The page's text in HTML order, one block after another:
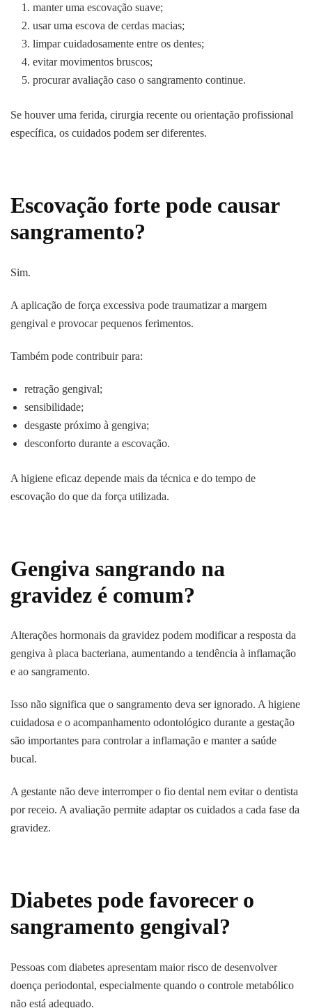
manter uma escovação suave;
usar uma escova de cerdas macias;
limpar cuidadosamente entre os dentes;
evitar movimentos bruscos;
procurar avaliação caso o sangramento continue.
Se houver uma ferida, cirurgia recente ou orientação profissional
específica, os cuidados podem ser diferentes.
Escovação forte pode causar
sangramento?
Sim.
A aplicação de força excessiva pode traumatizar a margem
gengival e provocar pequenos ferimentos.
Também pode contribuir para:
retração gengival;
sensibilidade;
desgaste próximo à gengiva;
desconforto durante a escovação.
A higiene eficaz depende mais da técnica e do tempo de
escovação do que da força utilizada.
Gengiva sangrando na
gravidez é comum?
Alterações hormonais da gravidez podem modificar a resposta da
gengiva à placa bacteriana, aumentando a tendência à inflamação
e ao sangramento.
Isso não significa que o sangramento deva ser ignorado. A higiene
cuidadosa e o acompanhamento odontológico durante a gestação
são importantes para controlar a inflamação e manter a saúde
bucal.
A gestante não deve interromper o fio dental nem evitar o dentista
por receio. A avaliação permite adaptar os cuidados a cada fase da
gravidez.
Diabetes pode favorecer o
sangramento gengival?
Pessoas com diabetes apresentam maior risco de desenvolver
doença periodontal, especialmente quando o controle metabólico
não está adequado.